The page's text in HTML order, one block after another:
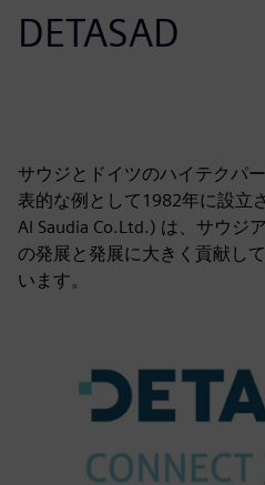
DETASAD
サウジとドイツのハイテクパ
表的な例として1982年に設立
Al Saudia Co.Ltd.) は、サウジ
の発展と発展に大きく貢献し
います。